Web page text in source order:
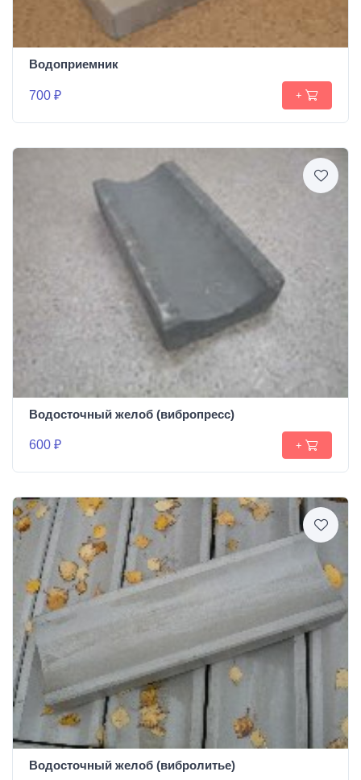
Водоприемник
700 ₽ +
Водосточный желоб (вибропресс)
600 ₽ +
Водосточный желоб (вибролитье)